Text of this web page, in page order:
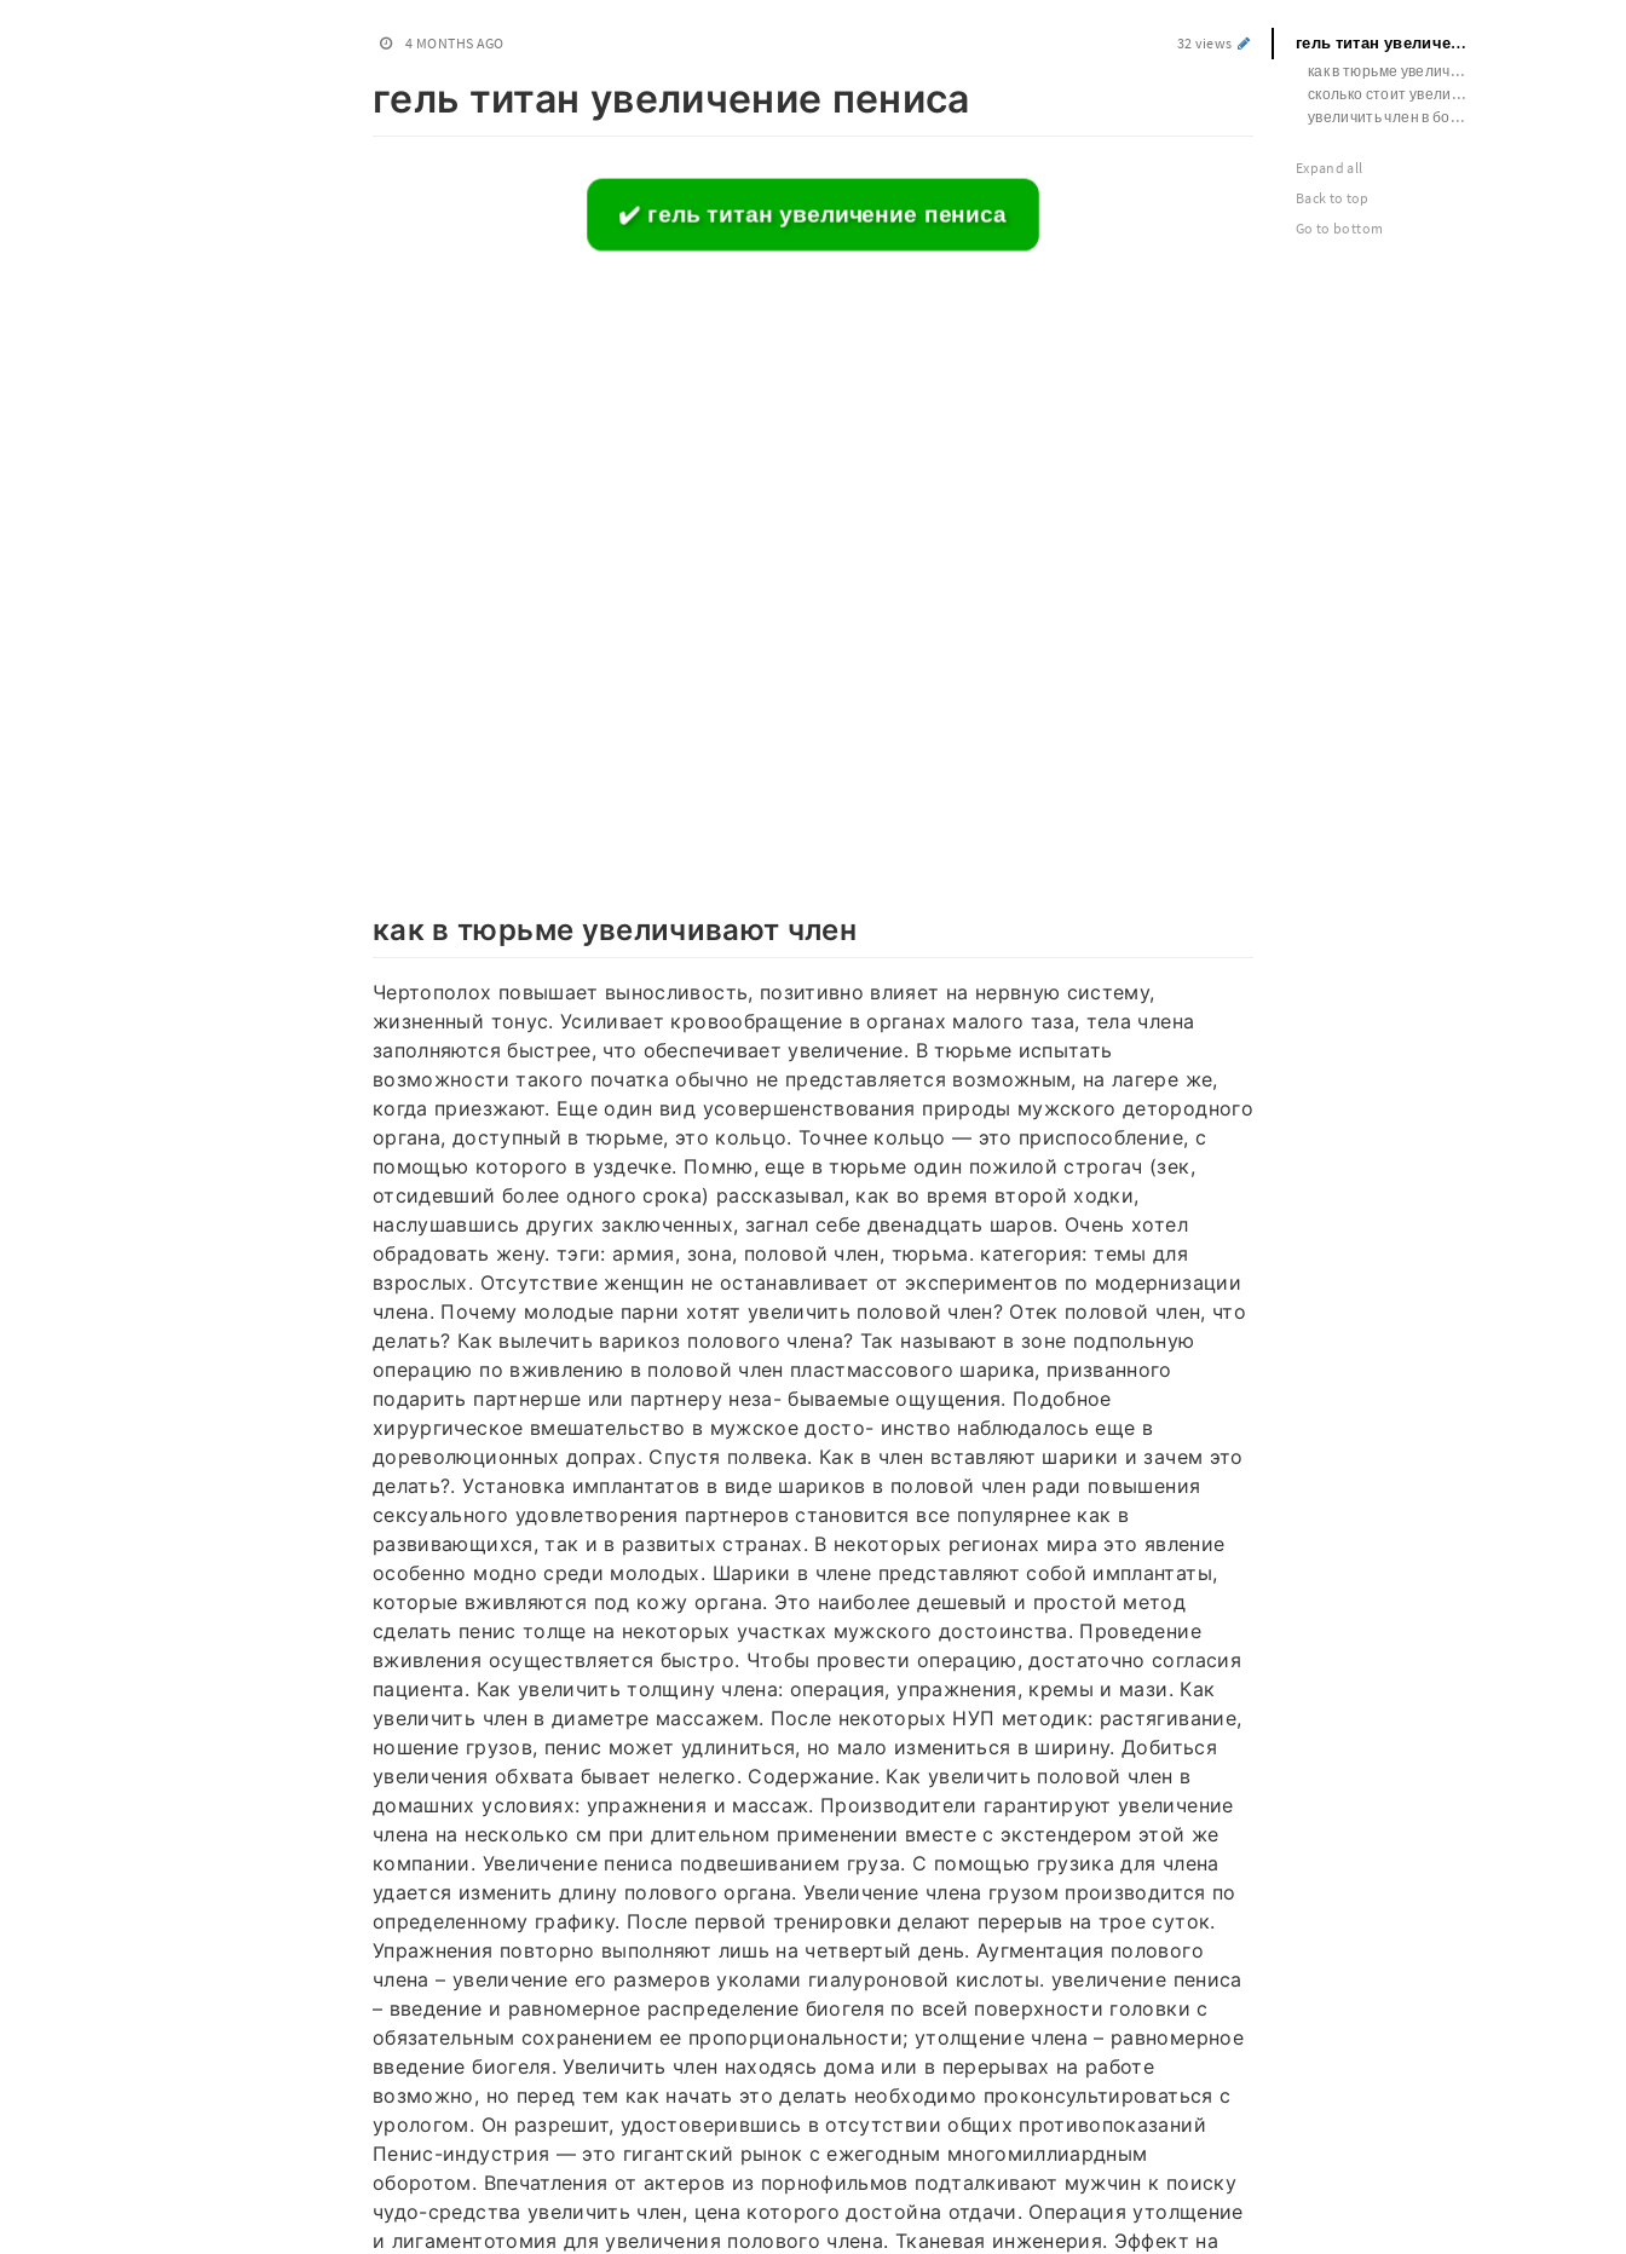
4 MONTHS AGO 32 views
гель титан увеличение пениса
✔️ гель титан увеличение пениса
как в тюрьме увеличивают член
Чертополох повышает выносливость, позитивно влияет на нервную систему,
жизненный тонус. Усиливает кровообращение в органах малого таза, тела члена
заполняются быстрее, что обеспечивает увеличение. В тюрьме испытать
возможности такого початка обычно не представляется возможным, на лагере же,
когда приезжают. Еще один вид усовершенствования природы мужского детородного
органа, доступный в тюрьме, это кольцо. Точнее кольцо — это приспособление, с
помощью которого в уздечке. Помню, еще в тюрьме один пожилой строгач (зек,
отсидевший более одного срока) рассказывал, как во время второй ходки,
наслушавшись других заключенных, загнал себе двенадцать шаров. Очень хотел
обрадовать жену. тэги: армия, зона, половой член, тюрьма. категория: темы для
взрослых. Отсутствие женщин не останавливает от экспериментов по модернизации
члена. Почему молодые парни хотят увеличить половой член? Отек половой член, что
делать? Как вылечить варикоз полового члена? Так называют в зоне подпольную
операцию по вживлению в половой член пластмассового шарика, призванного
подарить партнерше или партнеру неза- бываемые ощущения. Подобное
хирургическое вмешательство в мужское досто- инство наблюдалось еще в
дореволюционных допрах. Спустя полвека. Как в член вставляют шарики и зачем это
делать?. Установка имплантатов в виде шариков в половой член ради повышения
сексуального удовлетворения партнеров становится все популярнее как в
развивающихся, так и в развитых странах. В некоторых регионах мира это явление
особенно модно среди молодых. Шарики в члене представляют собой имплантаты,
которые вживляются под кожу органа. Это наиболее дешевый и простой метод
сделать пенис толще на некоторых участках мужского достоинства. Проведение
вживления осуществляется быстро. Чтобы провести операцию, достаточно согласия
пациента. Как увеличить толщину члена: операция, упражнения, кремы и мази. Как
увеличить член в диаметре массажем. После некоторых НУП методик: растягивание,
ношение грузов, пенис может удлиниться, но мало измениться в ширину. Добиться
увеличения обхвата бывает нелегко. Содержание. Как увеличить половой член в
домашних условиях: упражнения и массаж. Производители гарантируют увеличение
члена на несколько см при длительном применении вместе с экстендером этой же
компании. Увеличение пениса подвешиванием груза. С помощью грузика для члена
удается изменить длину полового органа. Увеличение члена грузом производится по
определенному графику. После первой тренировки делают перерыв на трое суток.
Упражнения повторно выполняют лишь на четвертый день. Аугментация полового
члена – увеличение его размеров уколами гиалуроновой кислоты. увеличение пениса
– введение и равномерное распределение биогеля по всей поверхности головки с
обязательным сохранением ее пропорциональности; утолщение члена – равномерное
введение биогеля. Увеличить член находясь дома или в перерывах на работе
возможно, но перед тем как начать это делать необходимо проконсультироваться с
урологом. Он разрешит, удостоверившись в отсутствии общих противопоказаний
Пенис-индустрия — это гигантский рынок с ежегодным многомиллиардным
оборотом. Впечатления от актеров из порнофильмов подталкивают мужчин к поиску
чудо-средства увеличить член, цена которого достойна отдачи. Операция утолщение
и лигаментотомия для увеличения полового члена. Тканевая инженерия. Эффект на
гель титан увеличение пениса
как в тюрьме увеличивают член
сколько стоит увеличить член омск
увеличить член в больнице
Expand all
Back to top
Go to bottom